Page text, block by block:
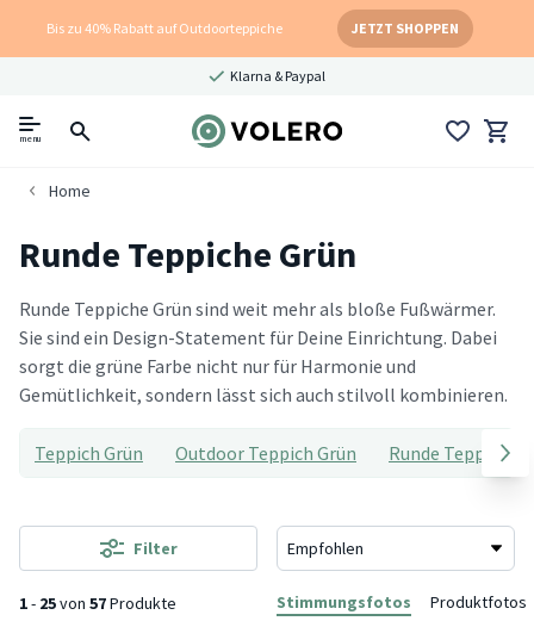
Bis zu 40% Rabatt auf Outdoorteppiche JETZT SHOPPEN
Klarna & Paypal
menu
Home
Runde Teppiche Grün
Runde Teppiche Grün sind weit mehr als bloße Fußwärmer.
Sie sind ein Design-Statement für Deine Einrichtung. Dabei
sorgt die grüne Farbe nicht nur für Harmonie und
Gemütlichkeit, sondern lässt sich auch stilvoll kombinieren.
Teppich Grün Outdoor Teppich Grün Runde Teppiche
1- 25von 57Produkte
Filter
Stimmungsfotos Produktfotos